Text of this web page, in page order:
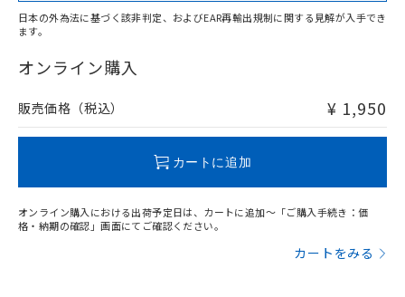
在庫等で未対応品が混在する可能性があります。
問い合わせください。
日本の外為法に基づく該非判定、およびEAR再輸出規制に関する見解が入手でき
ます。
オンライン購入
販売価格（税込） ¥ 1,950
カートに追加
オンライン購入における出荷予定日は、カートに追加～「ご購入手続き：価
格・納期の確認」画面にてご確認ください。
カートをみる